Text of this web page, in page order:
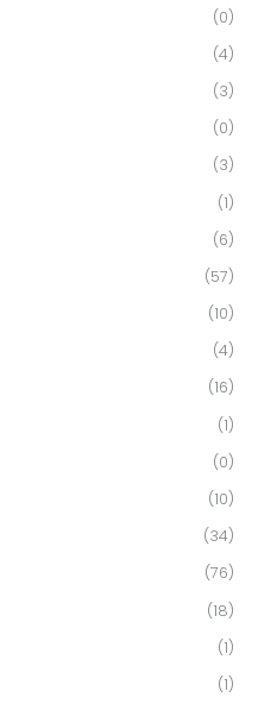
(0)
(4)
(3)
(0)
(3)
(1)
(6)
(57)
(10)
(4)
(16)
(1)
(0)
(10)
(34)
(76)
(18)
(1)
(1)